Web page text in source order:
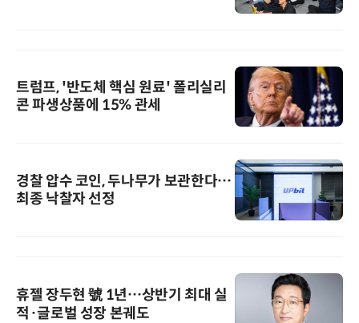
트럼프, '반도체 핵심 원료' 폴리실리
콘 파생상품에 15% 관세
경찰 압수 코인, 두나무가 보관한다…
최종 낙찰자 선정
휴젤 장두현 號 1년…상반기 최대 실
적·글로벌 성장 본궤도